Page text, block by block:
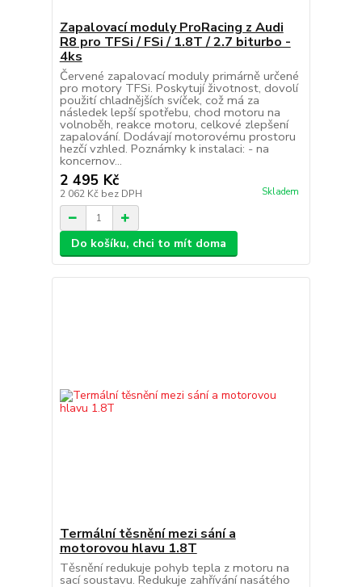
Zapalovací moduly ProRacing z Audi
R8 pro TFSi / FSi / 1.8T / 2.7 biturbo -
4ks
Červené zapalovací moduly primárně určené
pro motory TFSi. Poskytují životnost, dovolí
použití chladnějších svíček, což má za
následek lepší spotřebu, chod motoru na
volnoběh, reakce motoru, celkové zlepšení
zapalování. Dodávají motorovému prostoru
hezčí vzhled. Poznámky k instalaci: - na
koncernov...
2 495 Kč
2 062 Kč bez DPH Skladem
Do košíku, chci to mít doma
Termální těsnění mezi sání a
motorovou hlavu 1.8T
Těsnění redukuje pohyb tepla z motoru na
sací soustavu. Redukuje zahřívání nasátého